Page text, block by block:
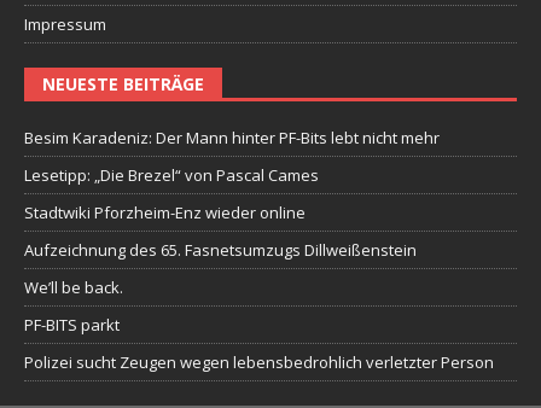
Impressum
NEUESTE BEITRÄGE
Besim Karadeniz: Der Mann hinter PF-Bits lebt nicht mehr
Lesetipp: „Die Brezel“ von Pascal Cames
Stadtwiki Pforzheim-Enz wieder online
Aufzeichnung des 65. Fasnetsumzugs Dillweißenstein
We’ll be back.
PF-BITS parkt
Polizei sucht Zeugen wegen lebensbedrohlich verletzter Person